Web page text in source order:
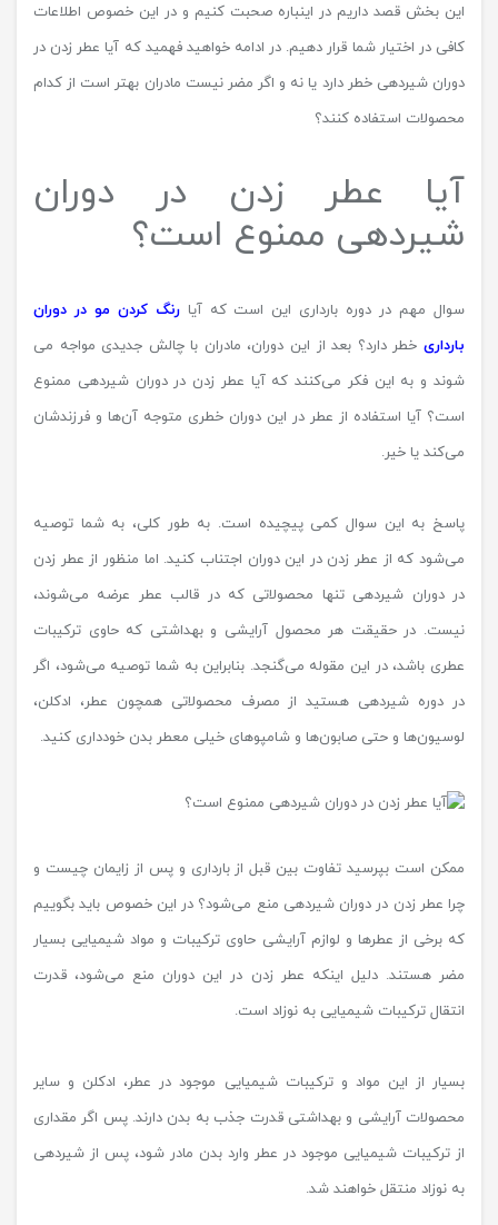
این بخش قصد داریم در اینباره صحبت کنیم و در این خصوص اطلاعات
کافی در اختیار شما قرار دهیم. در ادامه خواهید فهمید که آیا عطر زدن در
دوران شیردهی خطر دارد یا نه و اگر مضر نیست مادران بهتر است از کدام
محصولات استفاده کنند؟
آیا عطر زدن در دوران
شیردهی ممنوع است؟
سوال مهم در دوره بارداری این است که آیارنگ کردن مو در دوران
بارداری خطر دارد؟ بعد از این دوران، مادران با چالش جدیدی مواجه می
شوند و به این فکر می‌کنند که آیا عطر زدن در دوران شیردهی ممنوع
است؟ آیا استفاده از عطر در این دوران خطری متوجه آن‌ها و فرزندشان
می‌کند یا خیر.
پاسخ به این سوال کمی پیچیده است. به طور کلی، به شما توصیه
می‌شود که از عطر زدن در این دوران اجتناب کنید. اما منظور از عطر زدن
در دوران شیردهی تنها محصولاتی که در قالب عطر عرضه می‌شوند،
نیست. در حقیقت هر محصول آرایشی و بهداشتی که حاوی ترکیبات
عطری باشد، در این مقوله می‌گنجد. بنابراین به شما توصیه می‌شود، اگر
در دوره شیردهی هستید از مصرف محصولاتی همچون عطر، ادکلن،
لوسیون‌ها و حتی صابون‌ها و شامپوهای خیلی معطر بدن خودداری کنید.
ممکن است بپرسید تفاوت بین قبل از بارداری و پس از زایمان چیست و
چرا عطر زدن در دوران شیردهی منع می‌شود؟ در این خصوص باید بگوییم
که برخی از عطرها و لوازم آرایشی حاوی ترکیبات و مواد شیمیایی بسیار
مضر هستند. دلیل اینکه عطر زدن در این دوران منع می‌شود، قدرت
انتقال ترکیبات شیمیایی به نوزاد است.
بسیار از این مواد و ترکیبات شیمیایی موجود در عطر، ادکلن و سایر
محصولات آرایشی و بهداشتی قدرت جذب به بدن دارند. پس اگر مقداری
از ترکیبات شیمیایی موجود در عطر وارد بدن مادر شود، پس از شیردهی
به نوزاد منتقل خواهند شد.